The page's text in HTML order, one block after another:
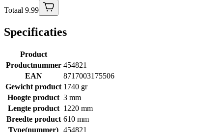
Totaal 9.99
Specificaties
Product
Productnummer 454821
EAN
8717003175506
Gewicht product 1740 gr
Hoogte product 3 mm
Lengte product 1220 mm
Breedte product 610 mm
Type(nummer) 454821